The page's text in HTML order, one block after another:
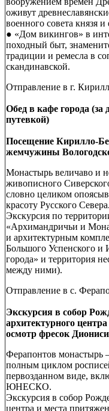
оживут
военного совета князя
● «Дом викингов» в
походный быт,
традиции и ремесла в
скандинавской.
Отправление в г.
Обед в кафе города (за
путевкой)
Посещение Кирилло-
жемчужины
Монастырь величаво и
живописного
словно целиком
красоту Русского Севера.
Экскурсия по
«Архимандричьи и
и архитектурным
Большого Успенского и
города» и территория
между ними).
Отправление в с.
Экскурсия в собор
архитектурного
осмотр фресок
Ферапонтов монастырь
полным циклом
первозданном виде,
ЮНЕСКО.
Экскурсия в собор
центра и места